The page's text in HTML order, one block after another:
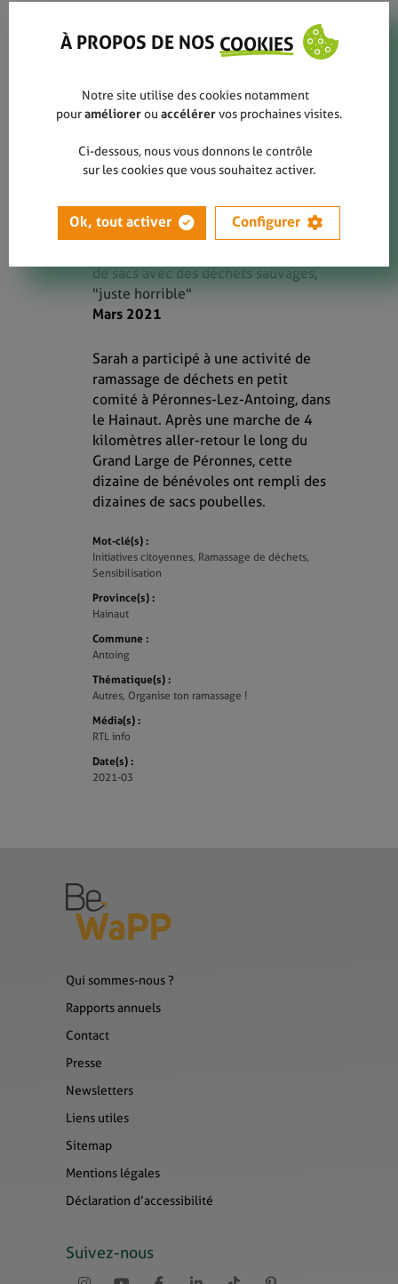
Péronnes-Lez-Antoing: des
de sacs avec des déchets sauvages,
"juste horrible"
Mars 2021
Sarah a participé à une activité de
ramassage de déchets en petit
comité à Péronnes-Lez-Antoing, dans
le Hainaut. Après une marche de 4
kilomètres aller-retour le long du
Grand Large de Péronnes, cette
dizaine de bénévoles ont rempli des
dizaines de sacs poubelles.
Mot-clé(s) :
Initiatives citoyennes, Ramassage de déchets,
Sensibilisation
Province(s) :
Hainaut
Commune :
Antoing
Thématique(s) :
Autres, Organise ton ramassage !
Média(s) :
RTL info
Date(s) :
2021-03
Qui sommes-nous ?
Rapports annuels
Contact
Presse
Newsletters
Liens utiles
Sitemap
Mentions légales
Déclaration d’accessibilité
Suivez-nous
À PROPOS DE NOS COOKIES
Notre site utilise des cookies notamment
pouraméliorerou accélérervos prochaines visites.
Ci-dessous, nous vous donnons le contrôle
sur les cookies que vous souhaitez activer.
Ok, tout activer Configurer